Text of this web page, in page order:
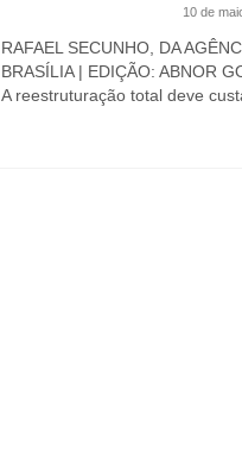
10 de
RAFAEL SECUNHO, DA
BRASÍLIA | EDIÇÃO: ABNOR
A reestruturação total deve